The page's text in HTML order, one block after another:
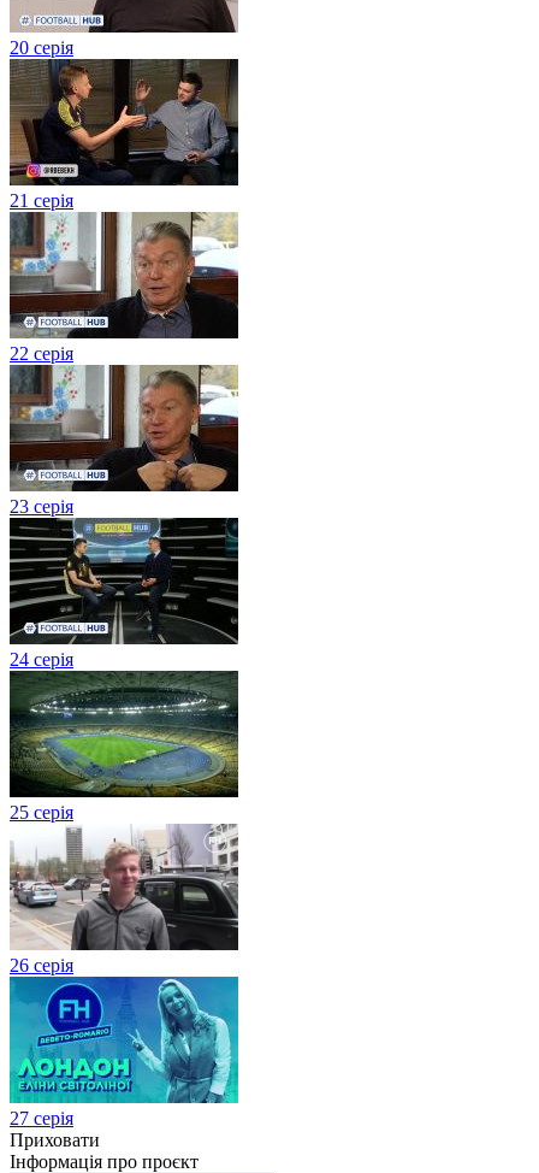
20 серія
21 серія
22 серія
23 серія
24 серія
25 серія
26 серія
27 cерія
Приховати
Інформація про проєкт